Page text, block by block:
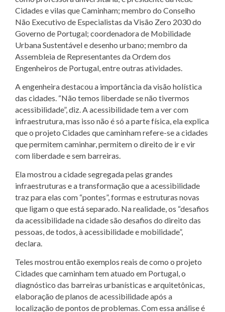
Cidades e vilas que Caminham; membro do Conselho
Não Executivo de Especialistas da Visão Zero 2030 do
Governo de Portugal; coordenadora de Mobilidade
Urbana Sustentável e desenho urbano; membro da
Assembleia de Representantes da Ordem dos
Engenheiros de Portugal, entre outras atividades.
A engenheira destacou a importância da visão holística
das cidades. “Não temos liberdade se não tivermos
acessibilidade”, diz. A acessibilidade tem a ver com
infraestrutura, mas isso não é só a parte física, ela explica
que o projeto Cidades que caminham refere-se a cidades
que permitem caminhar, permitem o direito de ir e vir
com liberdade e sem barreiras.
Ela mostrou a cidade segregada pelas grandes
infraestruturas e a transformação que a acessibilidade
traz para elas com “pontes”, formas e estruturas novas
que ligam o que está separado. Na realidade, os “desafios
da acessibilidade na cidade são desafios do direito das
pessoas, de todos, à acessibilidade e mobilidade”,
declara.
Teles mostrou então exemplos reais de como o projeto
Cidades que caminham tem atuado em Portugal, o
diagnóstico das barreiras urbanísticas e arquitetônicas,
elaboração de planos de acessibilidade após a
localização de pontos de problemas. Com essa análise é